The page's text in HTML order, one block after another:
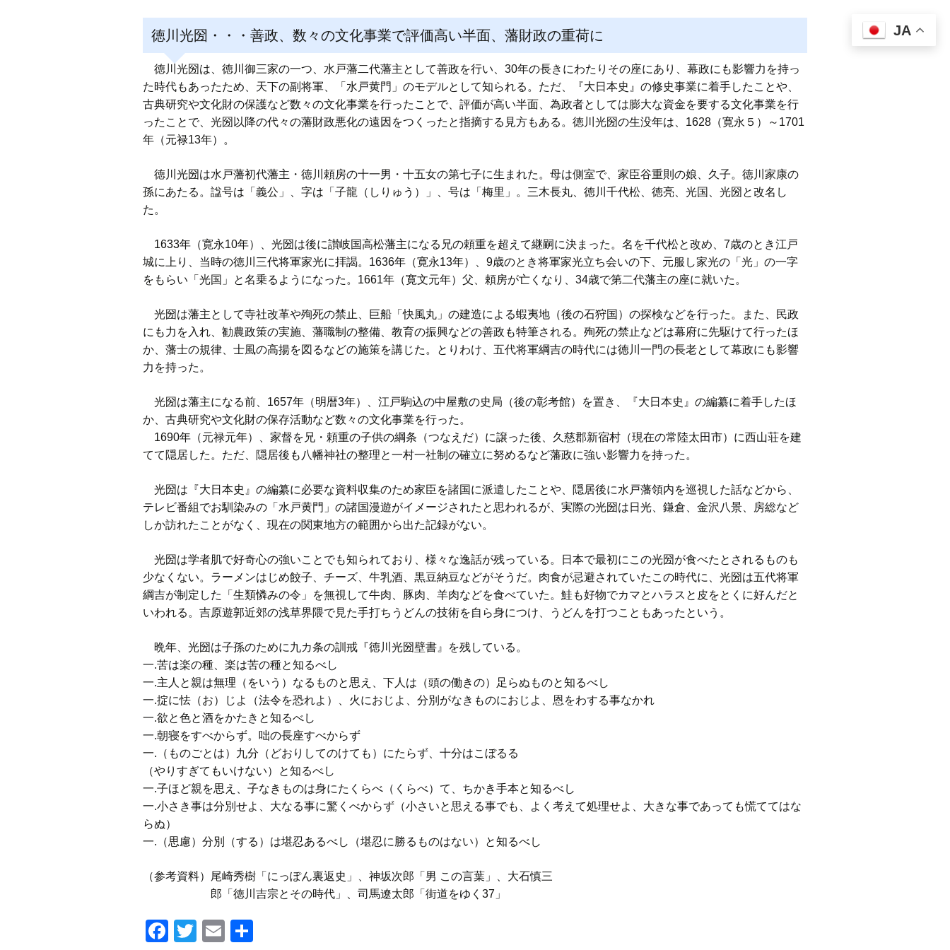
徳川光圀・・・善政、数々の文化事業で評価高い半面、藩財政の重荷に
徳川光圀は、徳川御三家の一つ、水戸藩二代藩主として善政を行い、30年の長きにわたりその座にあり、幕政にも影響力を持っ
た時代もあったため、天下の副将軍、「水戸黄門」のモデルとして知られる。ただ、『大日本史』の修史事業に着手したことや、
古典研究や文化財の保護など数々の文化事業を行ったことで、評価が高い半面、為政者としては膨大な資金を要する文化事業を行
ったことで、光圀以降の代々の藩財政悪化の遠因をつくったと指摘する見方もある。徳川光圀の生没年は、1628（寛永５）～1701
年（元禄13年）。
徳川光圀は水戸藩初代藩主・徳川頼房の十一男・十五女の第七子に生まれた。母は側室で、家臣谷重則の娘、久子。徳川家康の
孫にあたる。諡号は「義公」、字は「子龍（しりゅう）」、号は「梅里」。三木長丸、徳川千代松、徳亮、光国、光圀と改名し
た。
1633年（寛永10年）、光圀は後に讃岐国高松藩主になる兄の頼重を超えて継嗣に決まった。名を千代松と改め、7歳のとき江戸
城に上り、当時の徳川三代将軍家光に拝謁。1636年（寛永13年）、9歳のとき将軍家光立ち会いの下、元服し家光の「光」の一字
をもらい「光国」と名乗るようになった。1661年（寛文元年）父、頼房が亡くなり、34歳で第二代藩主の座に就いた。
光圀は藩主として寺社改革や殉死の禁止、巨船「快風丸」の建造による蝦夷地（後の石狩国）の探検などを行った。また、民政
にも力を入れ、勧農政策の実施、藩職制の整備、教育の振興などの善政も特筆される。殉死の禁止などは幕府に先駆けて行ったほ
か、藩士の規律、士風の高揚を図るなどの施策を講じた。とりわけ、五代将軍綱吉の時代には徳川一門の長老として幕政にも影響
力を持った。
光圀は藩主になる前、1657年（明暦3年）、江戸駒込の中屋敷の史局（後の彰考館）を置き、『大日本史』の編纂に着手したほ
か、古典研究や文化財の保存活動など数々の文化事業を行った。
1690年（元禄元年）、家督を兄・頼重の子供の綱条（つなえだ）に譲った後、久慈郡新宿村（現在の常陸太田市）に西山荘を建
てて隠居した。ただ、隠居後も八幡神社の整理と一村一社制の確立に努めるなど藩政に強い影響力を持った。
光圀は『大日本史』の編纂に必要な資料収集のため家臣を諸国に派遣したことや、隠居後に水戸藩領内を巡視した話などから、
テレビ番組でお馴染みの「水戸黄門」の諸国漫遊がイメージされたと思われるが、実際の光圀は日光、鎌倉、金沢八景、房総など
しか訪れたことがなく、現在の関東地方の範囲から出た記録がない。
光圀は学者肌で好奇心の強いことでも知られており、様々な逸話が残っている。日本で最初にこの光圀が食べたとされるものも
少なくない。ラーメンはじめ餃子、チーズ、牛乳酒、黒豆納豆などがそうだ。肉食が忌避されていたこの時代に、光圀は五代将軍
綱吉が制定した「生類憐みの令」を無視して牛肉、豚肉、羊肉などを食べていた。鮭も好物でカマとハラスと皮をとくに好んだと
いわれる。吉原遊郭近郊の浅草界隈で見た手打ちうどんの技術を自ら身につけ、うどんを打つこともあったという。
晩年、光圀は子孫のために九カ条の訓戒『徳川光圀壁書』を残している。
一.苦は楽の種、楽は苦の種と知るべし
一.主人と親は無理（をいう）なるものと思え、下人は（頭の働きの）足らぬものと知るべし
一.掟に怯（お）じよ（法令を恐れよ）、火におじよ、分別がなきものにおじよ、恩をわする事なかれ
一.欲と色と酒をかたきと知るべし
一.朝寝をすべからず。咄の長座すべからず
一.（ものごとは）九分（どおりしてのけても）にたらず、十分はこぼるる
（やりすぎてもいけない）と知るべし
一.子ほど親を思え、子なきものは身にたくらべ（くらべ）て、ちかき手本と知るべし
一.小さき事は分別せよ、大なる事に驚くべからず（小さいと思える事でも、よく考えて処理せよ、大きな事であっても慌ててはな
らぬ）
一.（思慮）分別（する）は堪忍あるべし（堪忍に勝るものはない）と知るべし
（参考資料）尾崎秀樹「にっぽん裏返史」、神坂次郎「男 この言葉」、大石慎三
郎「徳川吉宗とその時代」、司馬遼太郎「街道をゆく37」
F
T
E
JA